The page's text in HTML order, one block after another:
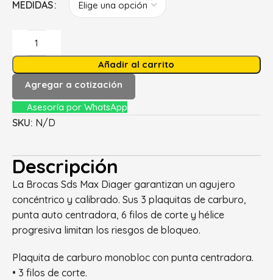
MEDIDAS
Añadir al carrito
Agregar a cotización
Asesoría por WhatsApp
SKU: N/D
Descripción
La Brocas Sds Max Diager garantizan un agujero
concéntrico y calibrado. Sus 3 plaquitas de carburo,
punta auto centradora, 6 filos de corte y hélice
progresiva limitan los riesgos de bloqueo.
Plaquita de carburo monobloc con punta centradora.
• 3 filos de corte.